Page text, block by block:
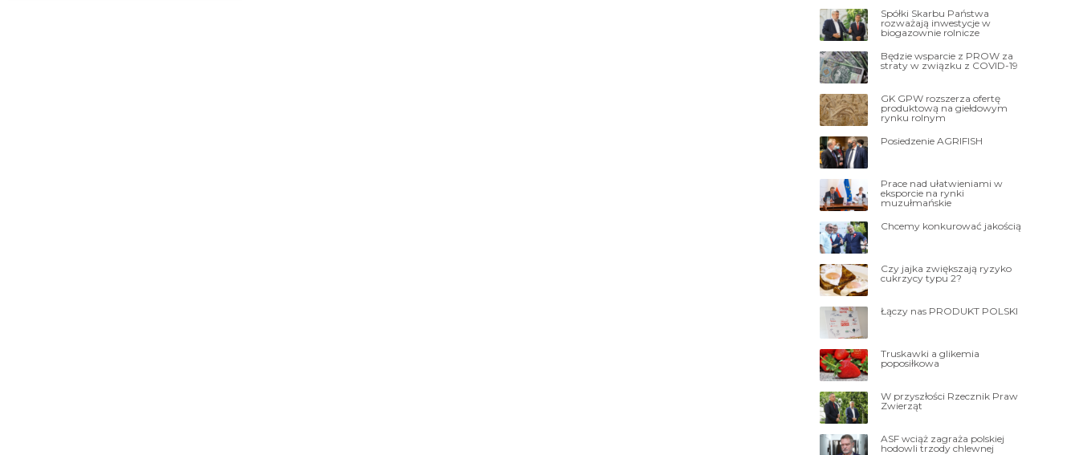
Spółki Skarbu Państwa
rozważają inwestycje w
biogazownie rolnicze
Będzie wsparcie z PROW za
straty w związku z COVID-19
GK GPW rozszerza ofertę
produktową na giełdowym
rynku rolnym
Posiedzenie AGRIFISH
Prace nad ułatwieniami w
eksporcie na rynki
muzułmańskie
Chcemy konkurować jakością
Czy jajka zwiększają ryzyko
cukrzycy typu 2?
Łączy nas PRODUKT POLSKI
Truskawki a glikemia
poposiłkowa
W przyszłości Rzecznik Praw
Zwierząt
ASF wciąż zagraża polskiej
hodowli trzody chlewnej